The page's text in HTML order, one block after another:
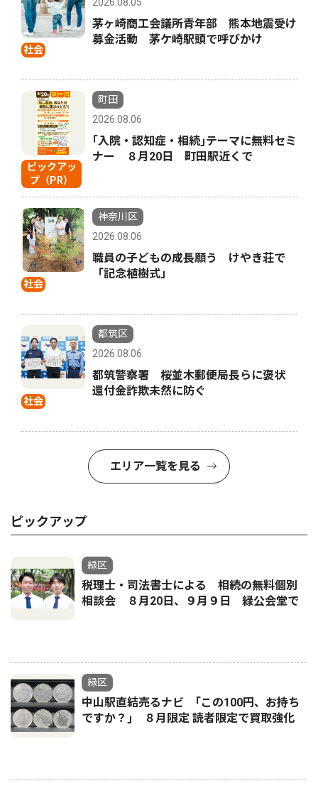
社会
茅ヶ崎商工会議所青年部 熊本地震受け
募金活動 茅ケ崎駅頭で呼びかけ
ピックアッ
プ（PR）
町田
2026.08.06
｢入院・認知症・相続｣テーマに無料セミ
ナー ８月20日 町田駅近くで
社会
神奈川区
2026.08.06
職員の子どもの成長願う けやき荘で
「記念植樹式」
社会
都筑区
2026.08.06
都筑警察署 桜並木郵便局長らに褒状
還付金詐欺未然に防ぐ
エリア一覧を見る
ピックアップ
緑区
税理士・司法書士による 相続の無料個別
相談会 ８月20日、９月９日 緑公会堂で
緑区
中山駅直結売るナビ ｢この100円、お持ち
ですか？｣ ８月限定 読者限定で買取強化